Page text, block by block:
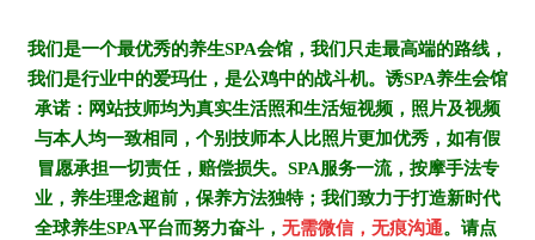
我们是一个最优秀的养生SPA会馆，我们只走最高端的路线，
我们是行业中的爱玛仕，是公鸡中的战斗机。诱SPA养生会馆
承诺：网站技师均为真实生活照和生活短视频，照片及视频
与本人均一致相同，个别技师本人比照片更加优秀，如有假
冒愿承担一切责任，赔偿损失。SPA服务一流，按摩手法专
业，养生理念超前，保养方法独特；我们致力于打造新时代
全球养生SPA平台而努力奋斗， 无需微信，无痕沟通。请点